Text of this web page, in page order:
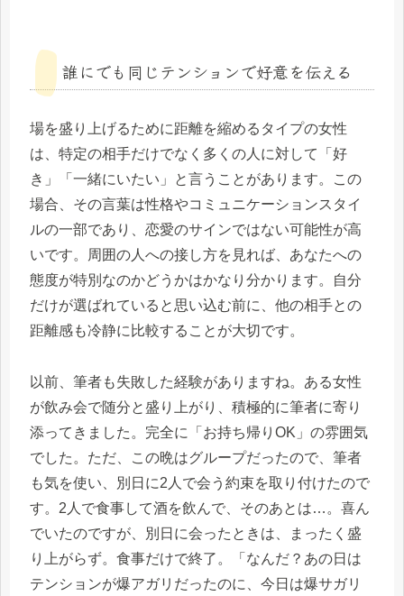
誰にでも同じテンションで好意を伝える
場を盛り上げるために距離を縮めるタイプの女性
は、特定の相手だけでなく多くの人に対して「好
き」「一緒にいたい」と言うことがあります。この
場合、その言葉は性格やコミュニケーションスタイ
ルの一部であり、恋愛のサインではない可能性が高
いです。周囲の人への接し方を見れば、あなたへの
態度が特別なのかどうかはかなり分かります。自分
だけが選ばれていると思い込む前に、他の相手との
距離感も冷静に比較することが大切です。
以前、筆者も失敗した経験がありますね。ある女性
が飲み会で随分と盛り上がり、積極的に筆者に寄り
添ってきました。完全に「お持ち帰りOK」の雰囲気
でした。ただ、この晩はグループだったので、筆者
も気を使い、別日に2人で会う約束を取り付けたので
す。2人で食事して酒を飲んで、そのあとは…。喜ん
でいたのですが、別日に会ったときは、まったく盛
り上がらず。食事だけで終了。「なんだ？あの日は
テンションが爆アガリだったのに、今日は爆サガリ